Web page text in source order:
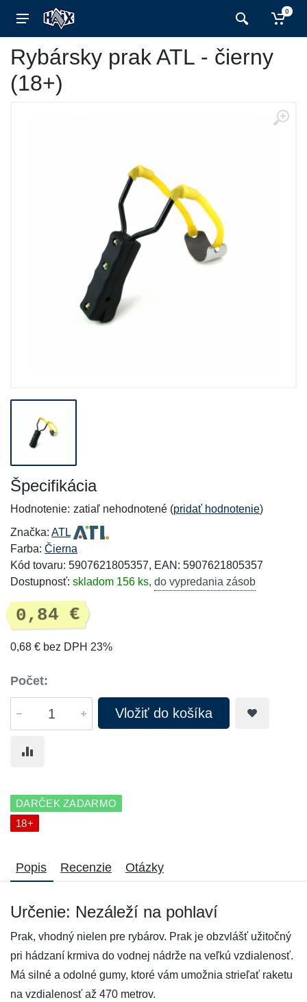
0
Rybársky prak ATL - čierny
(18+)
Špecifikácia
Hodnotenie: zatiaľ nehodnotené (pridať hodnotenie)
Značka: ATL
Farba: Čierna
Kód tovaru: 5907621805357, EAN: 5907621805357
Dostupnosť: skladom 156 ks, do vypredania zásob
0,84 €
0,68 € bez DPH 23%
Počet:
Vložiť do košíka
DARČEK ZADARMO
18+
Popis Recenzie Otázky
Určenie: Nezáleží na pohlaví
Prak, vhodný nielen pre rybárov. Prak je obzvlášť užitočný
pri hádzaní krmiva do vodnej nádrže na veľkú vzdialenosť.
Má silné a odolné gumy, ktoré vám umožnia strieľať raketu
na vzdialenosť až 470 metrov.